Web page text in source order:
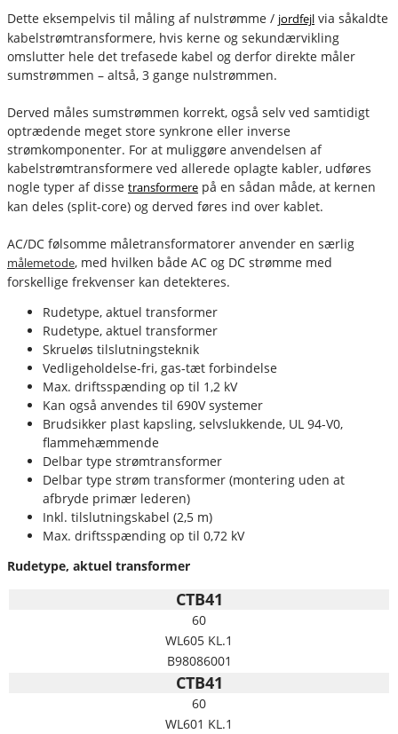
Dette eksempelvis til måling af nulstrømme / jordfejl via såkaldte
kabelstrømtransformere, hvis kerne og sekundærvikling
omslutter hele det trefasede kabel og derfor direkte måler
sumstrømmen – altså, 3 gange nulstrømmen.
Derved måles sumstrømmen korrekt, også selv ved samtidigt
optrædende meget store synkrone eller inverse
strømkomponenter. For at muliggøre anvendelsen af
kabelstrømtransformere ved allerede oplagte kabler, udføres
nogle typer af disse transformere på en sådan måde, at kernen
kan deles (split-core) og derved føres ind over kablet.
AC/DC følsomme måletransformatorer anvender en særlig
målemetode, med hvilken både AC og DC strømme med
forskellige frekvenser kan detekteres.
Rudetype, aktuel transformer
Rudetype, aktuel transformer
Skrueløs tilslutningsteknik
Vedligeholdelse-fri, gas-tæt forbindelse
Max. driftsspænding op til 1,2 kV
Kan også anvendes til 690V systemer
Brudsikker plast kapsling, selvslukkende, UL 94-V0,
flammehæmmende
Delbar type strømtransformer
Delbar type strøm transformer (montering uden at
afbryde primær lederen)
Inkl. tilslutningskabel (2,5 m)
Max. driftsspænding op til 0,72 kV
Rudetype, aktuel transformer
CTB41
60
WL605 KL.1
B98086001
CTB41
60
WL601 KL.1